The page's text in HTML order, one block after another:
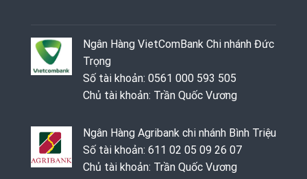
Ngân Hàng VietComBank Chi nhánh Đức
Trọng
Số tài khoản: 0561 000 593 505
Chủ tài khoản: Trần Quốc Vương
Ngân Hàng Agribank chi nhánh Bình Triệu
Số tài khoản: 611 02 05 09 26 07
Chủ tài khoản: Trần Quốc Vương